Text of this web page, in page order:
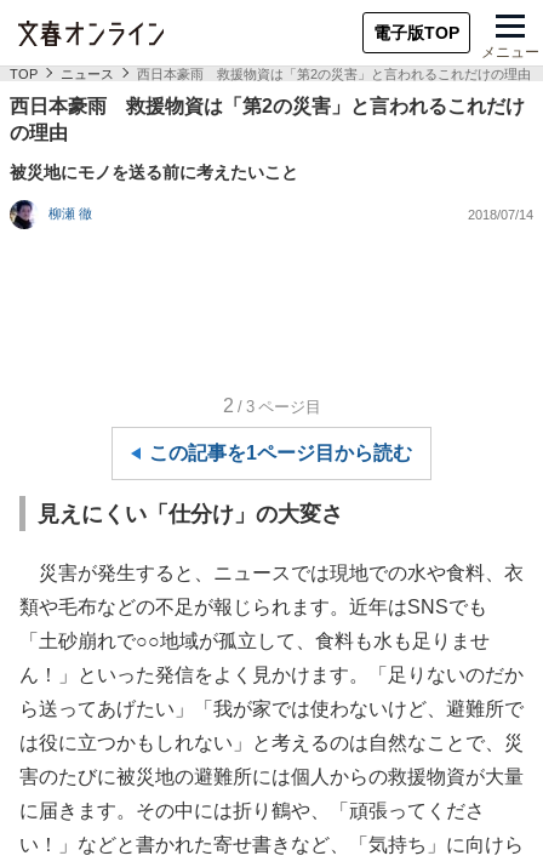
電子版TOP
メニュー
TOP ニュース 西日本豪雨 救援物資は「第2の災害」と言われるこれだけの理由
西日本豪雨 救援物資は「第2の災害」と言われるこれだけ
の理由
被災地にモノを送る前に考えたいこと
柳瀬 徹 2018/07/14
2 /3 ページ目
この記事を1ページ目から読む
見えにくい「仕分け」の大変さ
災害が発生すると、ニュースでは現地での水や食料、衣
類や毛布などの不足が報じられます。近年はSNSでも
「土砂崩れで○○地域が孤立して、食料も水も足りませ
ん！」といった発信をよく見かけます。「足りないのだか
ら送ってあげたい」「我が家では使わないけど、避難所で
は役に立つかもしれない」と考えるのは自然なことで、災
害のたびに被災地の避難所には個人からの救援物資が大量
に届きます。その中には折り鶴や、「頑張ってくださ
い！」などと書かれた寄せ書きなど、「気持ち」に向けら